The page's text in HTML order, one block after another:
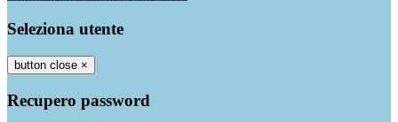
Seleziona utente
button close ×
Recupero password